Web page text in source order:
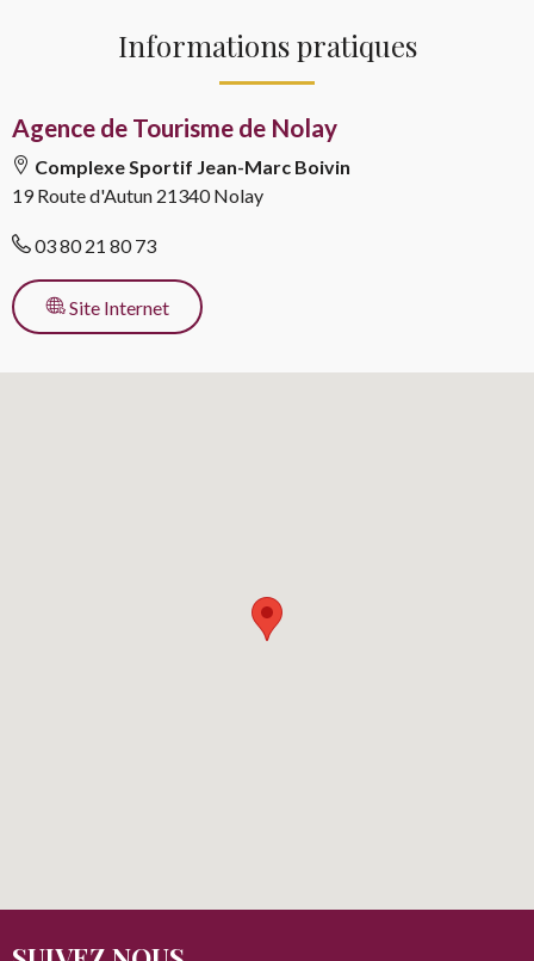
Informations pratiques
Agence de Tourisme de Nolay
Complexe Sportif Jean-Marc Boivin
19 Route d'Autun 21340 Nolay
03 80 21 80 73
Site Internetpour l’activité